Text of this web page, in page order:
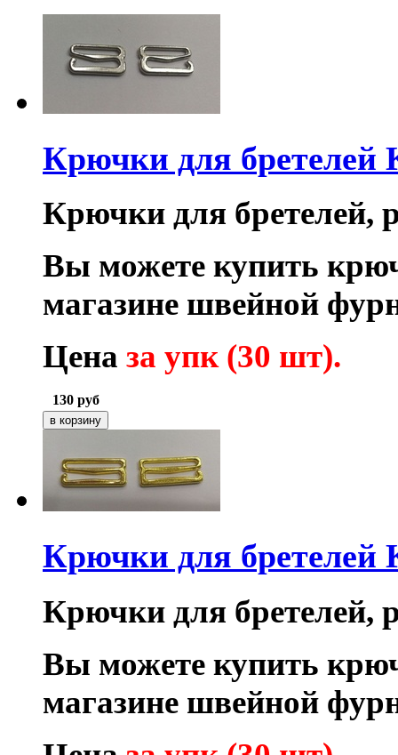
Крючки для бретелей
Крючки для бретелей,
Вы можете купить
магазине швейной
Цена за упк (30 шт).
130 руб
Крючки для бретелей
Крючки для бретелей,
Вы можете купить
магазине швейной